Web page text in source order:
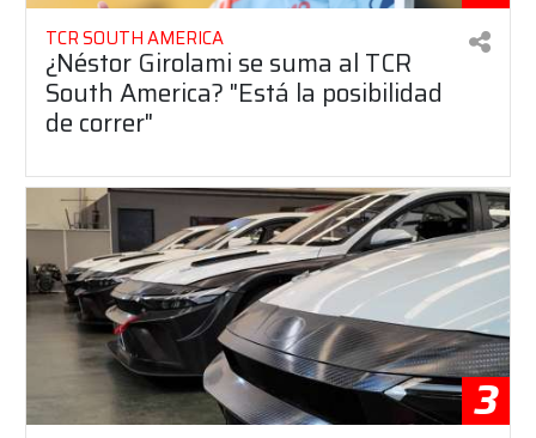
TCR SOUTH AMERICA
¿Néstor Girolami se suma al TCR
South America? "Está la posibilidad
de correr"
3